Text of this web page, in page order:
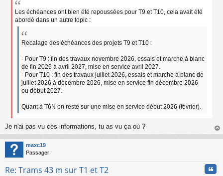
Les échéances ont bien été repoussées pour T9 et T10, cela avait été
abordé dans un autre topic :
Recalage des échéances des projets T9 et T10 :
- Pour T9 : fin des travaux novembre 2026, essais et marche à blanc
de fin 2026 à avril 2027, mise en service avril 2027.
- Pour T10 : fin des travaux juillet 2026, essais et marche à blanc de
juillet 2026 à décembre 2026, mise en service fin décembre 2026
ou début 2027.
Quant à T6N on reste sur une mise en service début 2026 (février).
Je n'ai pas vu ces informations, tu as vu ça où ?
au
maxc19
Passager
Re: Trams 43 m sur T1 et T2